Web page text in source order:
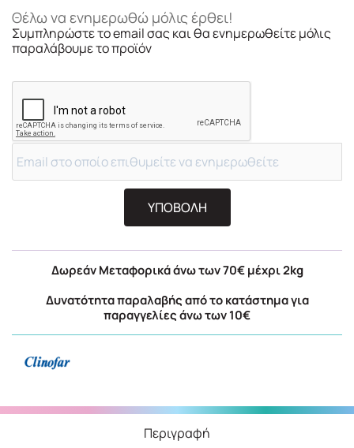
Θέλω να ενημερωθώ μόλις έρθει!
Συμπληρώστε το email σας και θα ενημερωθείτε μόλις
παραλάβουμε το προϊόν
ΥΠΟΒΟΛΗ
Δωρεάν Μεταφορικά άνω των 70€ μέχρι 2kg
Δυνατότητα παραλαβής από το κατάστημα για
παραγγελίες άνω των 10€
Περιγραφή